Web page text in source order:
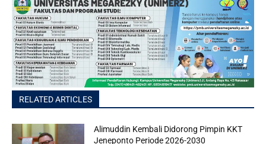
RELATED ARTICLES
Alimuddin Kembali Didorong Pimpin KKT
Jeneponto Periode 2026-2030